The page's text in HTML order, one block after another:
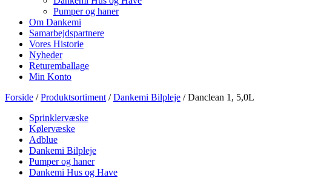
Pumper og haner
Om Dankemi
Samarbejdspartnere
Vores Historie
Nyheder
Returemballage
Min Konto
Forside /Produktsortiment /Dankemi Bilpleje / Danclean 1, 5,0L
Sprinklervæske
Kølervæske
Adblue
Dankemi Bilpleje
Pumper og haner
Dankemi Hus og Have